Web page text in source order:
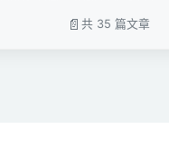
共 35 篇文章